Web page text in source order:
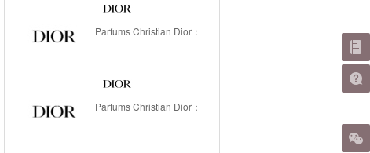
Parfums Christian Dior：
Parfums Christian Dior：